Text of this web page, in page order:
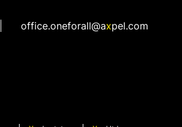
office.oneforall@axpel.com